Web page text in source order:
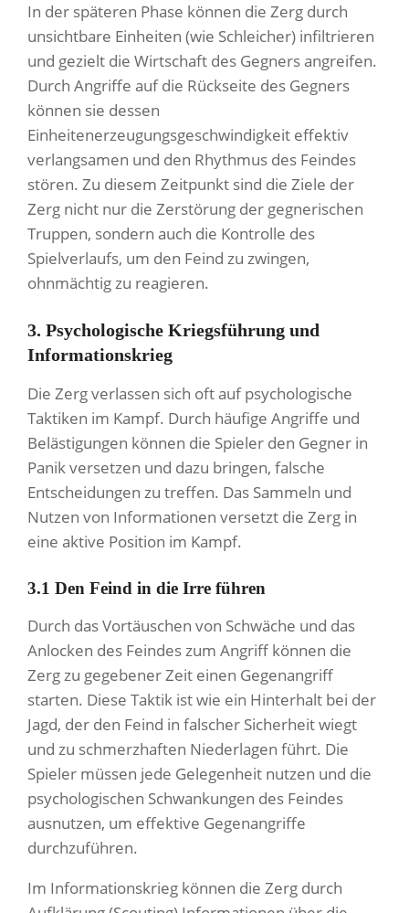
In der späteren Phase können die Zerg durch
unsichtbare Einheiten (wie Schleicher) infiltrieren
und gezielt die Wirtschaft des Gegners angreifen.
Durch Angriffe auf die Rückseite des Gegners
können sie dessen
Einheitenerzeugungsgeschwindigkeit effektiv
verlangsamen und den Rhythmus des Feindes
stören. Zu diesem Zeitpunkt sind die Ziele der
Zerg nicht nur die Zerstörung der gegnerischen
Truppen, sondern auch die Kontrolle des
Spielverlaufs, um den Feind zu zwingen,
ohnmächtig zu reagieren.
3. Psychologische Kriegsführung und
Informationskrieg
Die Zerg verlassen sich oft auf psychologische
Taktiken im Kampf. Durch häufige Angriffe und
Belästigungen können die Spieler den Gegner in
Panik versetzen und dazu bringen, falsche
Entscheidungen zu treffen. Das Sammeln und
Nutzen von Informationen versetzt die Zerg in
eine aktive Position im Kampf.
3.1 Den Feind in die Irre führen
Durch das Vortäuschen von Schwäche und das
Anlocken des Feindes zum Angriff können die
Zerg zu gegebener Zeit einen Gegenangriff
starten. Diese Taktik ist wie ein Hinterhalt bei der
Jagd, der den Feind in falscher Sicherheit wiegt
und zu schmerzhaften Niederlagen führt. Die
Spieler müssen jede Gelegenheit nutzen und die
psychologischen Schwankungen des Feindes
ausnutzen, um effektive Gegenangriffe
durchzuführen.
Im Informationskrieg können die Zerg durch